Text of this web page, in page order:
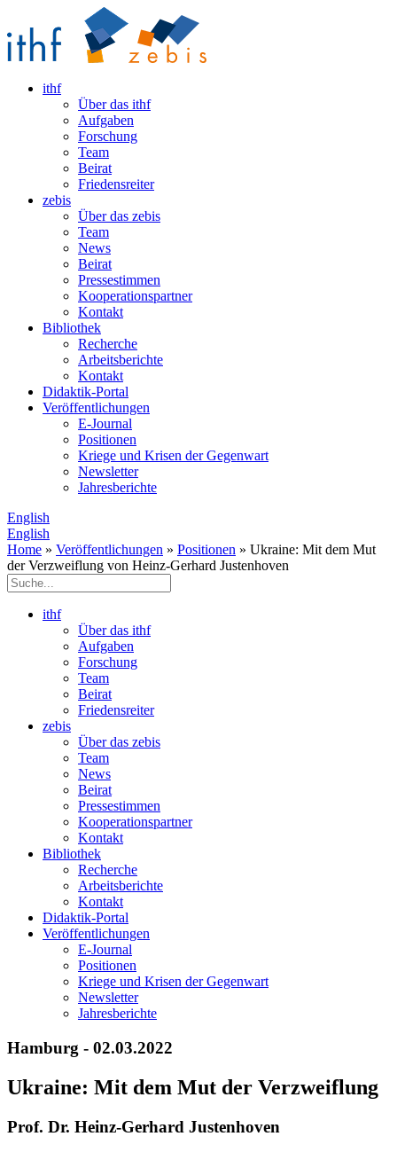
ithf
Über das ithf
Aufgaben
Forschung
Team
Beirat
Friedensreiter
zebis
Über das zebis
Team
News
Beirat
Pressestimmen
Kooperationspartner
Kontakt
Bibliothek
Recherche
Arbeitsberichte
Kontakt
Didaktik-Portal
Veröffentlichungen
E­-Journal
Positionen
Kriege und Krisen der Gegenwart
Newsletter
Jahresberichte
English
English
Home » Veröffentlichungen » Positionen » Ukraine: Mit dem Mut
der Verzweiflung von Heinz-Gerhard Justenhoven
ithf
Über das ithf
Aufgaben
Forschung
Team
Beirat
Friedensreiter
zebis
Über das zebis
Team
News
Beirat
Pressestimmen
Kooperationspartner
Kontakt
Bibliothek
Recherche
Arbeitsberichte
Kontakt
Didaktik-Portal
Veröffentlichungen
E­-Journal
Positionen
Kriege und Krisen der Gegenwart
Newsletter
Jahresberichte
Hamburg - 02.03.2022
Ukraine: Mit dem Mut der Verzweiflung
Prof. Dr. Heinz-Gerhard Justenhoven